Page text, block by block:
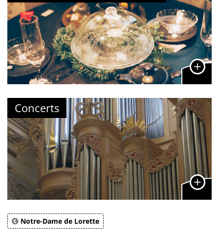
Concerts
Notre-Dame de Lorette